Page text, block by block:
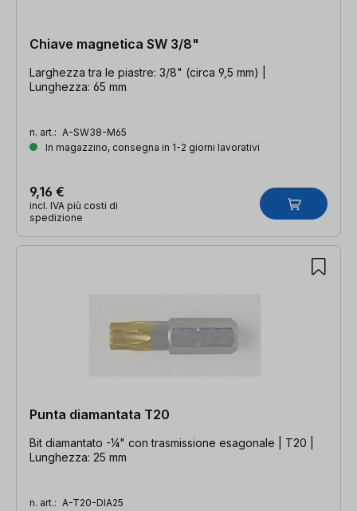
Chiave magnetica SW 3/8"
Larghezza tra le piastre: 3/8" (circa 9,5 mm) |
Lunghezza: 65 mm
n. art.: A-SW38-M65
In magazzino, consegna in 1-2 giorni lavorativi
9,16 €
incl. IVA più costi di
spedizione
Punta diamantata T20
Bit diamantato -¼" con trasmissione esagonale | T20 |
Lunghezza: 25 mm
n. art.: A-T20-DIA25